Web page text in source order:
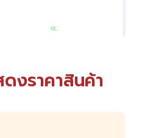
งราคาสินค้า